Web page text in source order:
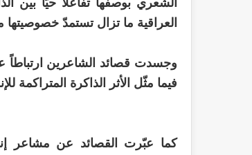
العراقية ما تزال تستمدّ خصوصيتها
وجسدت قصائد الشاعرين ارتباطاً
فيما مثّل الأثر الذاكرة المتراكمة
كما عبّرت القصائد عن مشاعر